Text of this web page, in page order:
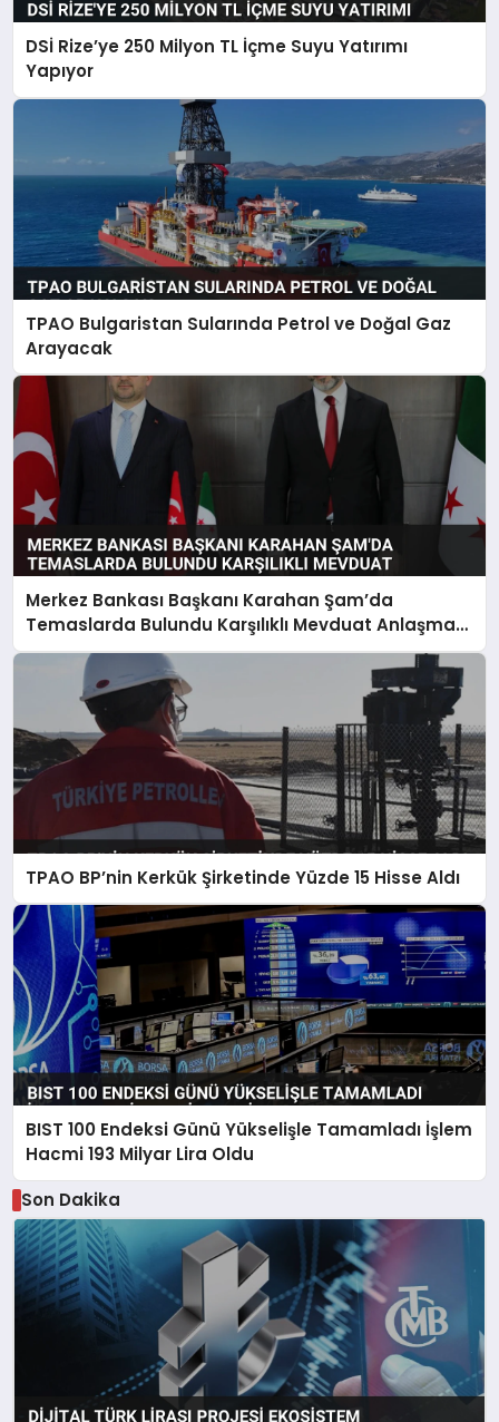
DSİ Rize’ye 250 Milyon TL İçme Suyu Yatırımı
Yapıyor
TPAO Bulgaristan Sularında Petrol ve Doğal Gaz
Arayacak
Merkez Bankası Başkanı Karahan Şam’da
Temaslarda Bulundu Karşılıklı Mevduat Anlaşması
Yapıldı
TPAO BP’nin Kerkük Şirketinde Yüzde 15 Hisse Aldı
BIST 100 Endeksi Günü Yükselişle Tamamladı İşlem
Hacmi 193 Milyar Lira Oldu
Son Dakika